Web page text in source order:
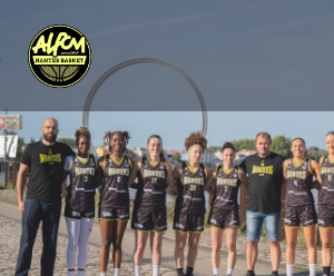
contenu